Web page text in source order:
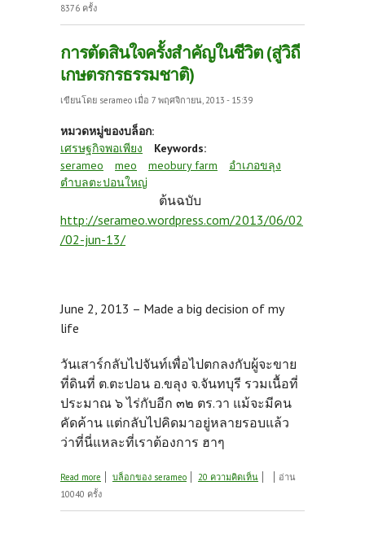
8376 ครั้ง
การตัดสินใจครั้งสำคัญในชีวิต (สู่วิถี
เกษตรกรธรรมชาติ)
เขียนโดย serameo เมื่อ 7 พฤศจิกายน, 2013 - 15:39
หมวดหมู่ของบล็อก:
เศรษฐกิจพอเพียง
Keywords:
serameo
meo meobury farm
อำเภอขลุง
ตำบลตะปอนใหญ่
ต้นฉบับ
http://serameo.wordpress.com/2013/06/02
/02-jun-13/
June 2, 2013 – Made a big decision of my
life
วันเสาร์กลับไปจันท์เพื่อไปตกลงกับผู้จะขาย
ที่ดินที่ ต.ตะปอน อ.ขลุง จ.จันทบุรี รวมเนื้อที่
ประมาณ ๖ ไร่กับอีก ๓๒ ตร.วา แม้จะมีคน
คัดค้าน แต่กลับไปคิดมาอยู่หลายรอบแล้ว
ว่าที่นี่แหละที่เราต้องการ ฮาๆ
Read more about การตัดสินใจครั้งสำคัญในชีวิต (สู่วิถีเกษตรกร
บล็อกของ serameo 20 ความคิดเห็น
อ่าน
10040 ครั้ง